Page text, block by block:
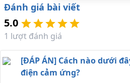
Đánh giá bài viết
5.0
1 lượt đánh giá
[ĐÁP ÁN] Cách nào dưới
điện cảm ứng?